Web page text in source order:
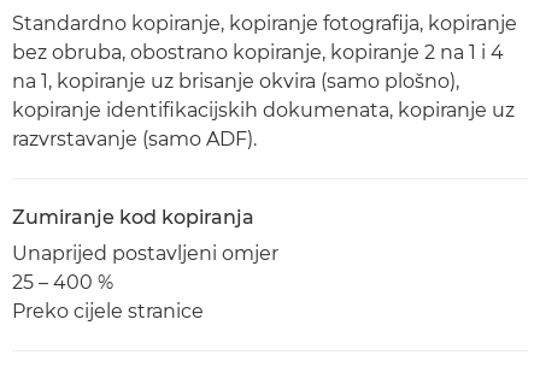
Standardno kopiranje, kopiranje fotografija, kopiranje
bez obruba, obostrano kopiranje, kopiranje 2 na 1 i 4
na 1, kopiranje uz brisanje okvira (samo plošno),
kopiranje identifikacijskih dokumenata, kopiranje uz
razvrstavanje (samo ADF).
Zumiranje kod kopiranja
Unaprijed postavljeni omjer
25 – 400 %
Preko cijele stranice